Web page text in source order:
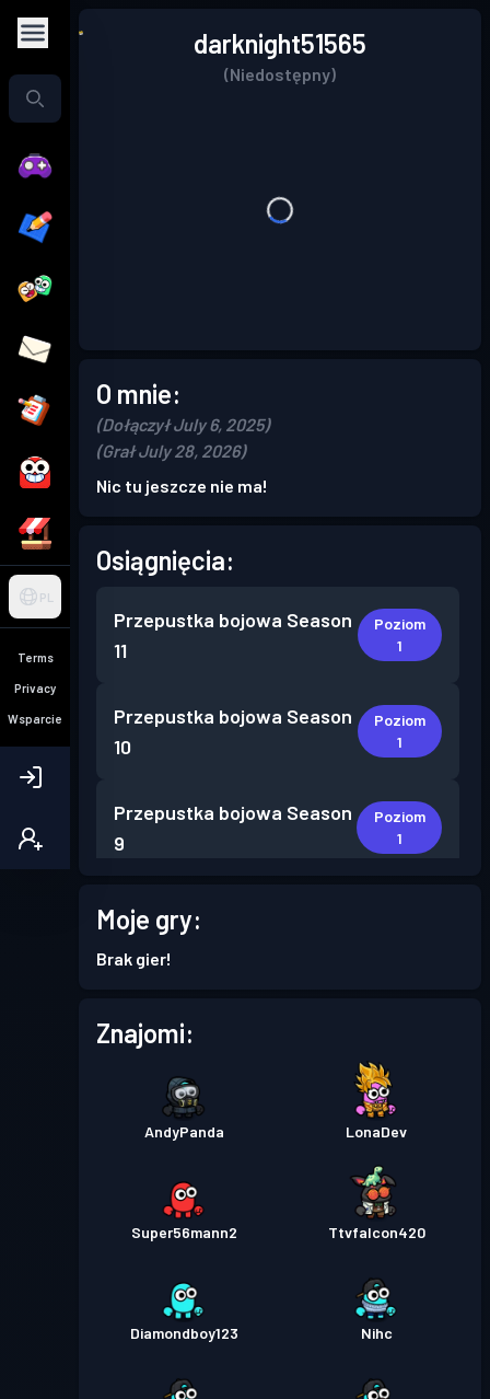
PL
Terms
Privacy
Wsparcie
darknight51565
(Niedostępny)
O mnie:
(Dołączył July 6, 2025)
(Grał July 28, 2026)
Nic tu jeszcze nie ma!
Osiągnięcia:
Przepustka bojowa Season
11
Poziom
1
Przepustka bojowa Season
10
Poziom
1
Przepustka bojowa Season
9
Poziom
1
Przepustka bojowa
7
Moje gry:
Brak gier!
Znajomi:
AndyPanda LonaDev
Super56mann2 Ttvfalcon420
Diamondboy123 Nihc